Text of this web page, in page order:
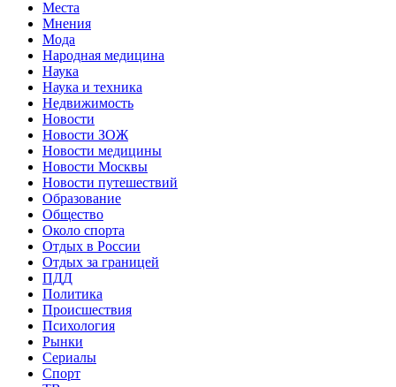
Места
Мнения
Мода
Народная медицина
Наука
Наука и техника
Недвижимость
Новости
Новости ЗОЖ
Новости медицины
Новости Москвы
Новости путешествий
Образование
Общество
Около спорта
Отдых в России
Отдых за границей
ПДД
Политика
Происшествия
Психология
Рынки
Сериалы
Спорт